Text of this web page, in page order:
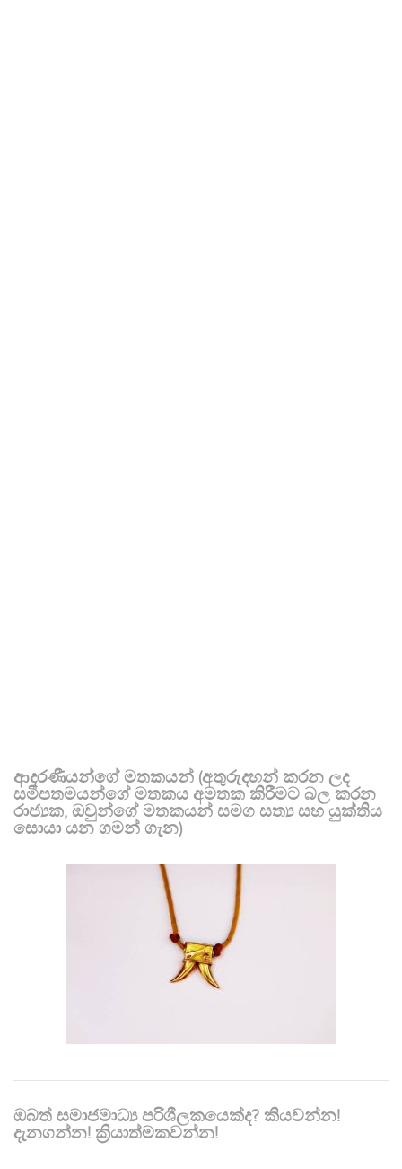
ආදරණීයන්ගේ මතකයන් (අතුරුදහන් කරන ලද
සමීපතමයන්ගේ මතකය අමතක කිරීමට බල කරන
රාජ්‍යක, ඔවුන්ගේ මතකයන් සමග සත්‍ය සහ යුක්තිය
සොයා යන ගමන් ගැන)
ඔබත් සමාජමාධ්‍ය පරිශීලකයෙක්ද? කියවන්න!
දැනගන්න! ක්‍රියාත්මකවන්න!